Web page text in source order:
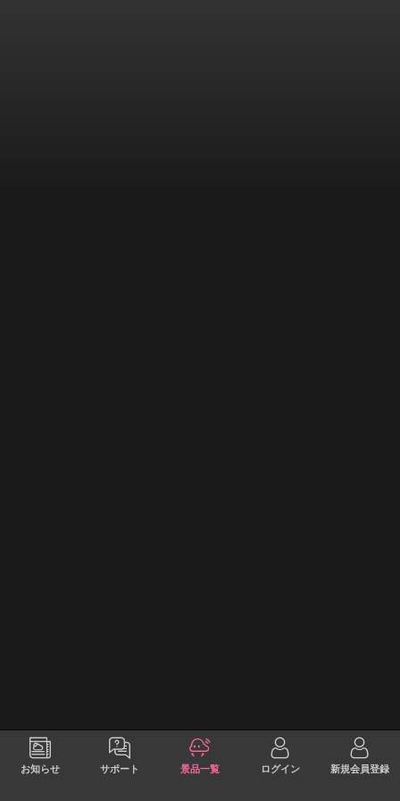
お知らせ サポート 景品一覧 ログイン 新規会員登録